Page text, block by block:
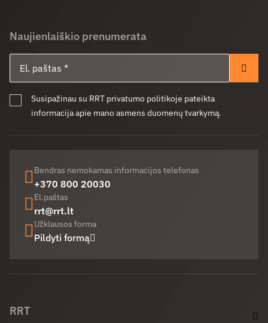
Naujienlaiškio prenumerata
Susipažinau su RRT privatumo politikoje pateikta
informacija apie mano asmens duomenų tvarkymą.
Bendras nemokamas informacijos telefonas
+370 800 20030
El.paštas
rrt@rrt.lt
Užklausos forma
Pildyti formą
RRT